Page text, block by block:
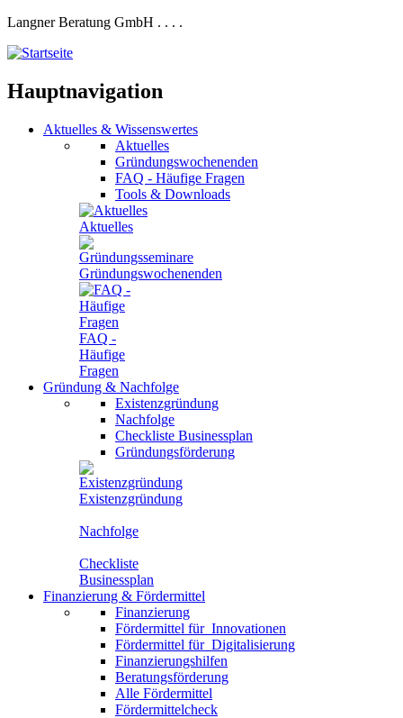
Langner Beratung GmbH . . . .
Hauptnavigation
Aktuelles & Wissenswertes
Aktuelles
Gründungswochenenden
FAQ - Häufige Fragen
Tools & Downloads
Aktuelles
Gründungswochenenden
FAQ -
Häufige
Fragen
Gründung & Nachfolge
Existenzgründung
Nachfolge
Checkliste Businessplan
Gründungsförderung
Existenzgründung
Nachfolge
Checkliste
Businessplan
Finanzierung & Fördermittel
Finanzierung
Fördermittel für Innovationen
Fördermittel für Digitalisierung
Finanzierungshilfen
Beratungsförderung
Alle Fördermittel
Fördermittelcheck